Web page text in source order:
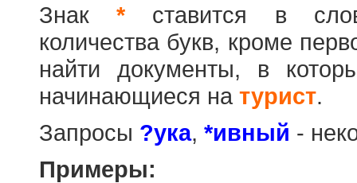
Знак* ставится в
количества букв, кроме
найти документы, в
начинающиеся на турист.
Запросы ?ука, *ивный -
Примеры: